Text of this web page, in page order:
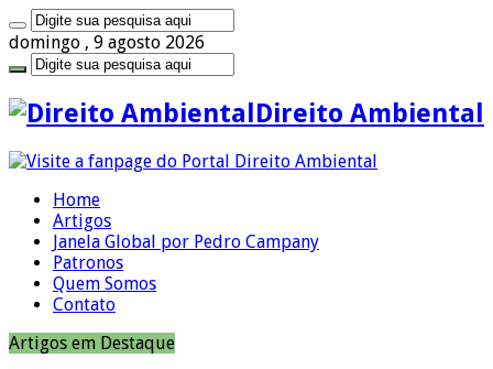
domingo , 9 agosto 2026
Direito Ambiental
Home
Artigos
Janela Global por Pedro Campany
Patronos
Quem Somos
Contato
Artigos em Destaque